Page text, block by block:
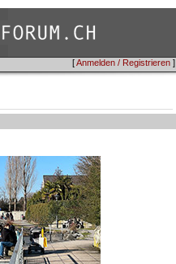
[Anmelden / Registrieren ]